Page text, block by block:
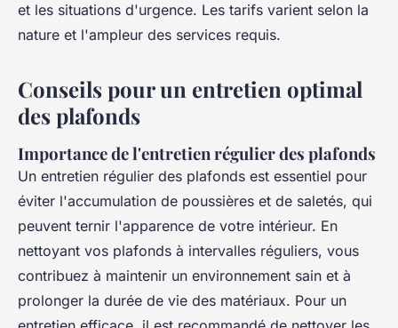
et les situations d'urgence. Les tarifs varient selon la
nature et l'ampleur des services requis.
Conseils pour un entretien optimal
des plafonds
Importance de l'entretien régulier des plafonds
Un entretien régulier des plafonds est essentiel pour
éviter l'accumulation de poussières et de saletés, qui
peuvent ternir l'apparence de votre intérieur. En
nettoyant vos plafonds à intervalles réguliers, vous
contribuez à maintenir un environnement sain et à
prolonger la durée de vie des matériaux. Pour un